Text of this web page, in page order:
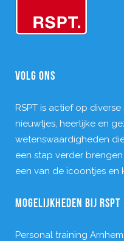
VOLG ONS
RSPT is actief op
nieuwtjes, heerlijke en
wetenswaardigheden
een stap verder
een van de icoontjes en
MOGELIJKHEDEN BIJ RSPT
Personal training Arnhem